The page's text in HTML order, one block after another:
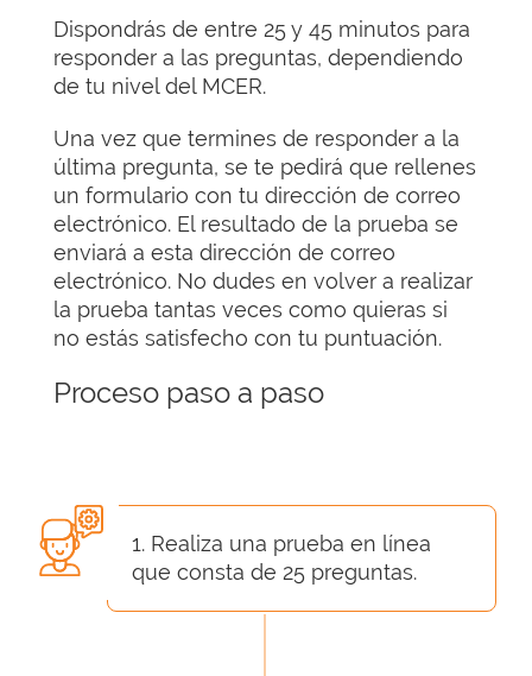
Dispondrás de entre 25 y 45 minutos para
responder a las preguntas, dependiendo
de tu nivel del MCER.
Una vez que termines de responder a la
última pregunta, se te pedirá que rellenes
un formulario con tu dirección de correo
electrónico. El resultado de la prueba se
enviará a esta dirección de correo
electrónico. No dudes en volver a realizar
la prueba tantas veces como quieras si
no estás satisfecho con tu puntuación.
Proceso paso a paso
1. Realiza una prueba en línea
que consta de 25 preguntas.